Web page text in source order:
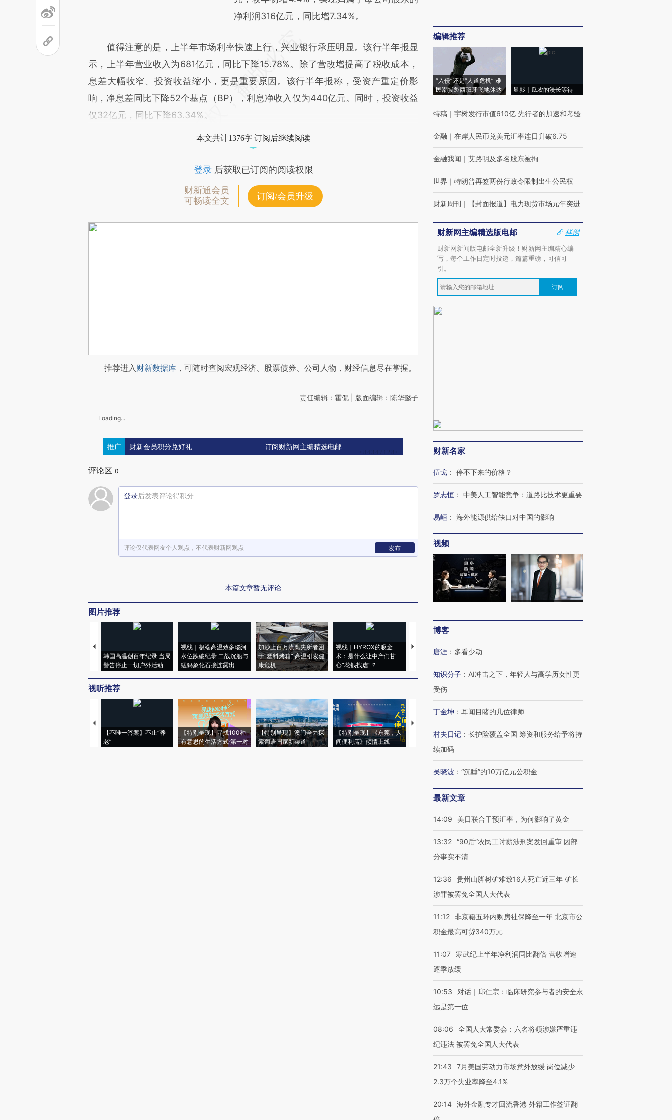
净利润316亿元，同比增7.34%。
值得注意的是，上半年市场利率快速上行，兴业银行承压明显。该行半年报显
示，上半年营业收入为681亿元，同比下降15.78%。除了营改增提高了税收成本，
息差大幅收窄、投资收益缩小，更是重要原因。该行半年报称，受资产重定价影
响，净息差同比下降52个基点（BP），利息净收入仅为440亿元。同时，投资收益
仅32亿元，同比下降63.34%。
本文共计1376字 订阅后继续阅读
登录后获取已订阅的阅读权限
财新通会员
可畅读全文
订阅/会员升级
推荐进入财新数据库 ，可随时查阅宏观经济、股票债券、公司人物，财经信息尽在掌握。
责任编辑：霍侃 | 版面编辑：陈华懿子
Loading...
推广 财新会员积分兑好礼 订阅财新网主编精选电邮
评论区 0
登录后发表评论得积分
评论仅代表网友个人观点，不代表财新网观点 发布
本篇文章暂无评论
图片推荐
韩国高温创百年纪录 当局
警告停止一切户外活动
视线｜极端高温致多瑙河
水位跌破纪录 二战沉船与
猛犸象化石接连露出
加沙上百万流离失所者困
于“塑料烤箱” 高温引发健
康危机
视线｜HYROX的吸金
术：是什么让中产们甘
心“花钱找虐”？
马航飞行员跨国走私7万
粒摇头丸 尿检体内含3种
育部长拱下台
飞地休达
视听推荐
【不唯一答案】不止“养
老”
【特别呈现】寻找100种
有意思的生活方式·第一对
【特别呈现】澳门全力探
索葡语国家新渠道
【特别呈现】《东莞，人
间便利店》倾情上线
【推广】走进第四届链博
会，让数智科技“链”接产
【特别呈现】寻找100种
【商旅对话】华住集团
CFO：不靠规模取胜，华
编辑推荐
“入侵”还是“人道危机” 难
民潮撕裂西班牙飞地休达
显影｜瓜农的漫长等待
特稿 ｜ 宇树发行市值610亿 先行者的加速和考验
金融 ｜ 在岸人民币兑美元汇率连日升破6.75
金融我闻 ｜ 艾路明及多名股东被拘
世界 ｜ 特朗普再签两份行政令限制出生公民权
财新周刊 ｜ 【封面报道】电力现货市场元年突进
财新网主编精选版电邮
样例
财新网新闻版电邮全新升级！财新网主编精心编
写，每个工作日定时投递，篇篇重磅，可信可
引。
订阅
财新名家
伍戈 ： 停不下来的价格？
罗志恒 ： 中美人工智能竞争：道路比技术更重要
易峘 ： 海外能源供给缺口对中国的影响
视频
博客
唐涯 ： 多看少动
知识分子 ： AI冲击之下，年轻人与高学历女性更
受伤
丁金坤 ： 耳闻目睹的几位律师
村夫日记 ： 长护险覆盖全国 筹资和服务给予将持
续加码
吴晓波 ： “沉睡”的10万亿元公积金
最新文章
14:09 美日联合干预汇率，为何影响了黄金
13:32 “90后”农民工讨薪涉刑案发回重审 因部
分事实不清
12:36
贵州山脚树矿难致16人死亡近三年 矿长
涉罪被罢免全国人大代表
11:12 非京籍五环内购房社保降至一年 北京市公
积金最高可贷340万元
11:07
寒武纪上半年净利润同比翻倍 营收增速
逐季放缓
10:53
对话｜邱仁宗：临床研究参与者的安全永
远是第一位
08:06
全国人大常委会：六名将领涉嫌严重违
纪违法 被罢免全国人大代表
21:43
7月美国劳动力市场意外放缓 岗位减少
2.3万个失业率降至4.1%
20:14 海外金融专才回流香港 外籍工作签证翻